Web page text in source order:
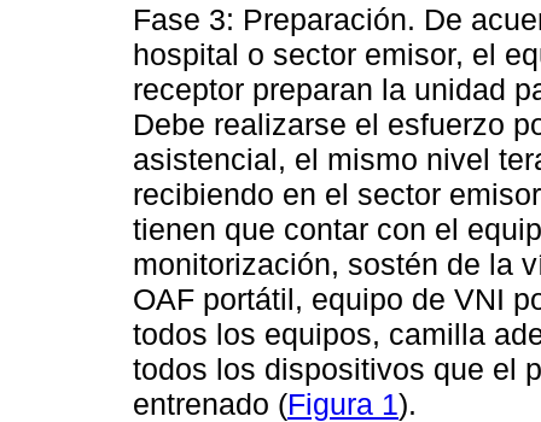
Fase 3: Preparación. De
hospital o sector emisor, el
receptor preparan la unidad
Debe realizarse el esfuerzo
asistencial, el mismo nivel
recibiendo en el sector
tienen que contar con el
monitorización, sostén de la
OAF portátil, equipo de VNI
todos los equipos, camilla
todos los dispositivos que el
entrenado (Figura 1).